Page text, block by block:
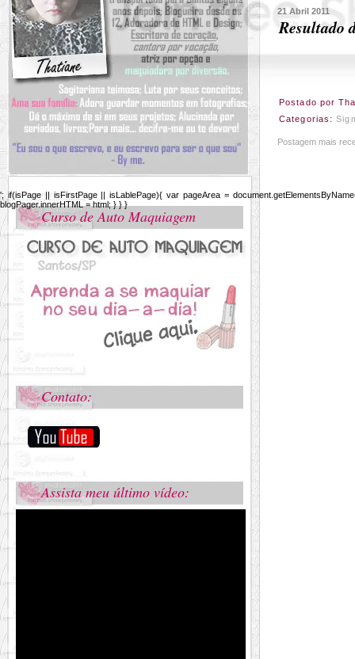
21 Abril 2011
Resultado
Postado por
Categorias:
Postagem mais
'; if(isPage || isFirstPage || isLablePage){ var pageArea =
blogPager.innerHTML = html; } } }
Curso de Auto Maquiagem
Contato:
Assista meu último vídeo: